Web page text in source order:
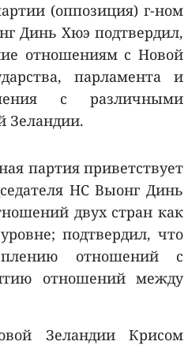
(оппозиция) г-ном
Динь Хюэ подтвердил,
отношениям с Новой
парламента и
с различными
Зеландии.
партия приветствует
НС Выонг Динь
двух стран как
подтвердил, что
отношений с
отношений между
Зеландии Крисом